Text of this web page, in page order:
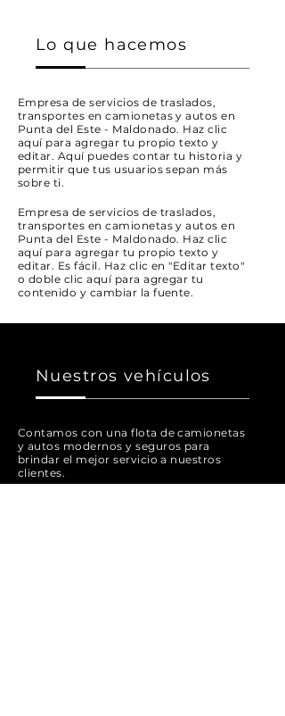
Lo que hacemos
Empresa de servicios de traslados,
transportes en camionetas y autos en
Punta del Este - Maldonado. Haz clic
aquí para agregar tu propio texto y
editar. Aquí puedes contar tu historia y
permitir que tus usuarios sepan más
sobre ti.
Empresa de servicios de traslados,
transportes en camionetas y autos en
Punta del Este - Maldonado. Haz clic
aquí para agregar tu propio texto y
editar. Es fácil. Haz clic en "Editar texto"
o doble clic aquí para agregar tu
contenido y cambiar la fuente.
Nuestros vehículos
Contamos con una flota de camionetas
y autos modernos y seguros para
brindar el mejor servicio a nuestros
clientes.